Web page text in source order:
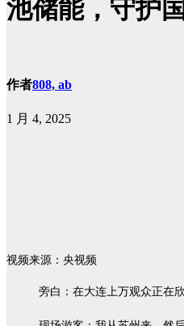
池储能，守护
作者808, ab
1 月 4, 2025
视频来源：央视频
旁白：在大连上万观众正在